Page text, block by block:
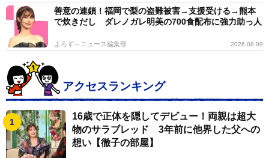
善意の連鎖！福岡で梨の盗難被害→支援受ける→熊本
で炊きだし ダレノガレ明美の700食配布に強力助っ人
よろず～ニュース編集部 2026.08.09
アクセスランキング
16歳で正体を隠してデビュー！両親は超大
物のサラブレッド 3年前に他界した父への
想い【徹子の部屋】